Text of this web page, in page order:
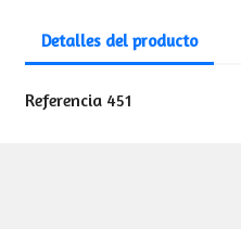
Detalles del producto
Referencia 451